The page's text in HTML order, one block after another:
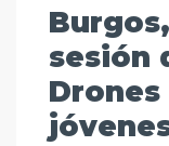
sesión